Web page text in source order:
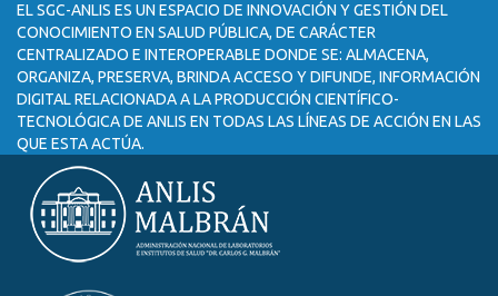
EL SGC-ANLIS ES UN ESPACIO DE INNOVACIÓN Y GESTIÓN DEL
CONOCIMIENTO EN SALUD PÚBLICA, DE CARÁCTER
CENTRALIZADO E INTEROPERABLE DONDE SE: ALMACENA,
ORGANIZA, PRESERVA, BRINDA ACCESO Y DIFUNDE, INFORMACIÓN
DIGITAL RELACIONADA A LA PRODUCCIÓN CIENTÍFICO-
TECNOLÓGICA DE ANLIS EN TODAS LAS LÍNEAS DE ACCIÓN EN LAS
QUE ESTA ACTÚA.